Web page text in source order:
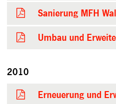
Sanierung MFH
Umbau und
2010
Erneuerung und